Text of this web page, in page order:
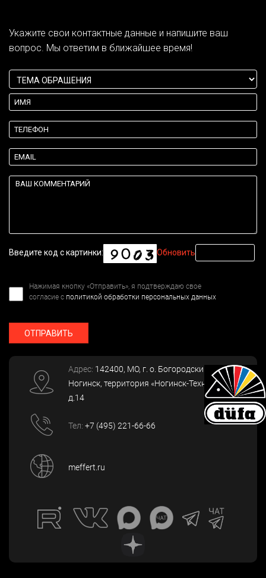
Укажите свои контактные данные и напишите ваш
вопрос. Мы ответим в ближайшее время!
Введите код с картинки: Обновить
Нажимая кнопку «Отправить», я подтверждаю свое
согласие с политикой обработки персональных данных
ОТПРАВИТЬ
Адрес: 142400, МО, г. о. Богородский, г.
Ногинск, территория «Ногинск-Технопарк»,
д.14
Тел: +7 (495) 221-66-66
meffert.ru